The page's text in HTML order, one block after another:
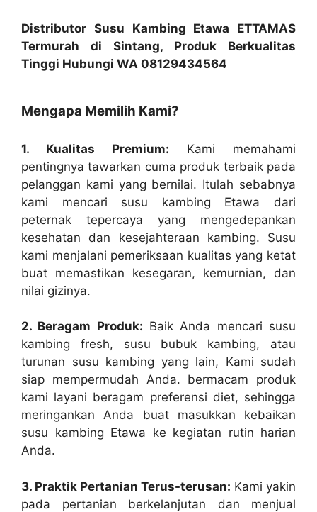
Distributor Susu Kambing Etawa ETTAMAS
Termurah di Sintang, Produk Berkualitas
Tinggi Hubungi WA 08129434564
Mengapa Memilih Kami?
1. Kualitas Premium: Kami memahami
pentingnya tawarkan cuma produk terbaik pada
pelanggan kami yang bernilai. Itulah sebabnya
kami mencari susu kambing Etawa dari
peternak tepercaya yang mengedepankan
kesehatan dan kesejahteraan kambing. Susu
kami menjalani pemeriksaan kualitas yang ketat
buat memastikan kesegaran, kemurnian, dan
nilai gizinya.
2. Beragam Produk: Baik Anda mencari susu
kambing fresh, susu bubuk kambing, atau
turunan susu kambing yang lain, Kami sudah
siap mempermudah Anda. bermacam produk
kami layani beragam preferensi diet, sehingga
meringankan Anda buat masukkan kebaikan
susu kambing Etawa ke kegiatan rutin harian
Anda.
3. Praktik Pertanian Terus-terusan: Kami yakin
pada pertanian berkelanjutan dan menjual